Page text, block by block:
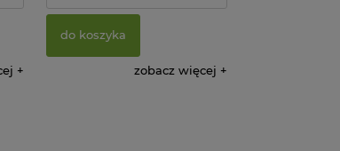
do koszyka
zobacz więcej